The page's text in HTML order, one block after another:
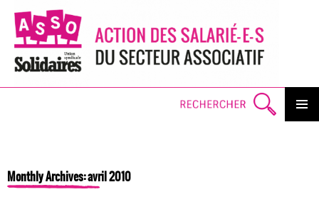
Monthly Archives: avril 2010